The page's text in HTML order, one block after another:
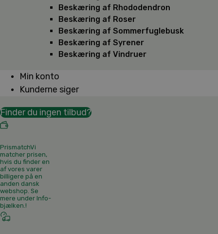
Beskæring af Rhododendron
Beskæring af Roser
Beskæring af Sommerfuglebusk
Beskæring af Syrener
Beskæring af Vindruer
Min konto
Kunderne siger
Finder du ingen tilbud?
PrismatchVi
matcher prisen,
hvis du finder en
af vores varer
billigere på en
anden dansk
webshop. Se
mere under Info-
bjælken.!